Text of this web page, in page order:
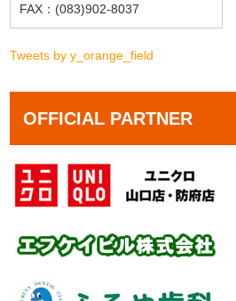
FAX：(083)902-8037
Tweets by y_orange_field
OFFICIAL PARTNER